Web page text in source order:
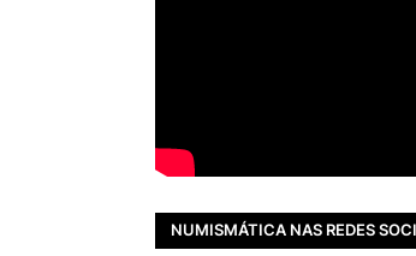
NUMISMÁTICA NAS REDES